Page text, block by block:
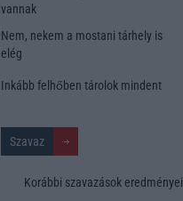
vannak
Nem, nekem a mostani tárhely is
elég
Inkább felhőben tárolok mindent
Korábbi szavazások eredményei